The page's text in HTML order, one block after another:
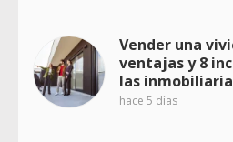
Vender una
ventajas y 8
las
hace 5 días